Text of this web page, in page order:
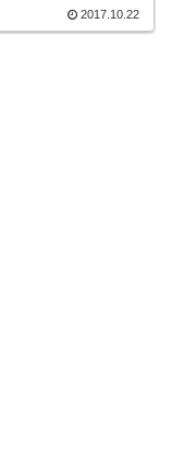
2017.10.22